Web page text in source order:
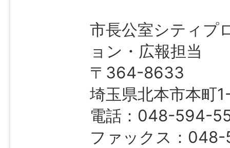
市長公室シティプ
ョン・広報担当
〒364-8633
埼玉県北本市本町
電話：048-594-
ファックス：